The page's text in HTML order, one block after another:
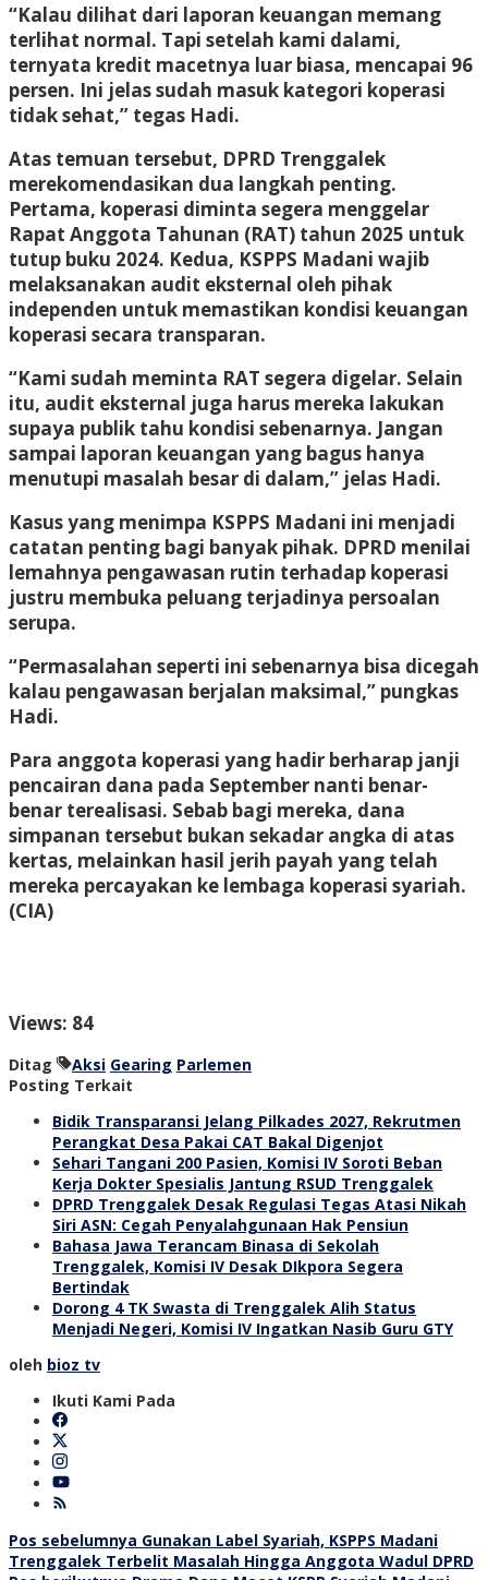
“Kalau dilihat dari laporan keuangan memang
terlihat normal. Tapi setelah kami dalami,
ternyata kredit macetnya luar biasa, mencapai 96
persen. Ini jelas sudah masuk kategori koperasi
tidak sehat,” tegas Hadi.
Atas temuan tersebut, DPRD Trenggalek
merekomendasikan dua langkah penting.
Pertama, koperasi diminta segera menggelar
Rapat Anggota Tahunan (RAT) tahun 2025 untuk
tutup buku 2024. Kedua, KSPPS Madani wajib
melaksanakan audit eksternal oleh pihak
independen untuk memastikan kondisi keuangan
koperasi secara transparan.
“Kami sudah meminta RAT segera digelar. Selain
itu, audit eksternal juga harus mereka lakukan
supaya publik tahu kondisi sebenarnya. Jangan
sampai laporan keuangan yang bagus hanya
menutupi masalah besar di dalam,” jelas Hadi.
Kasus yang menimpa KSPPS Madani ini menjadi
catatan penting bagi banyak pihak. DPRD menilai
lemahnya pengawasan rutin terhadap koperasi
justru membuka peluang terjadinya persoalan
serupa.
“Permasalahan seperti ini sebenarnya bisa dicegah
kalau pengawasan berjalan maksimal,” pungkas
Hadi.
Para anggota koperasi yang hadir berharap janji
pencairan dana pada September nanti benar-
benar terealisasi. Sebab bagi mereka, dana
simpanan tersebut bukan sekadar angka di atas
kertas, melainkan hasil jerih payah yang telah
mereka percayakan ke lembaga koperasi syariah.
(CIA)
Views: 84
Ditag Aksi Gearing Parlemen
Posting Terkait
Bidik Transparansi Jelang Pilkades 2027, Rekrutmen
Perangkat Desa Pakai CAT Bakal Digenjot
Sehari Tangani 200 Pasien, Komisi IV Soroti Beban
Kerja Dokter Spesialis Jantung RSUD Trenggalek
DPRD Trenggalek Desak Regulasi Tegas Atasi Nikah
Siri ASN: Cegah Penyalahgunaan Hak Pensiun
Bahasa Jawa Terancam Binasa di Sekolah
Trenggalek, Komisi IV Desak DIkpora Segera
Bertindak
Dorong 4 TK Swasta di Trenggalek Alih Status
Menjadi Negeri, Komisi IV Ingatkan Nasib Guru GTY
oleh bioz tv
Ikuti Kami Pada
Navigasi
Pos sebelumnya Gunakan Label Syariah, KSPPS Madani
Trenggalek Terbelit Masalah Hingga Anggota Wadul DPRD